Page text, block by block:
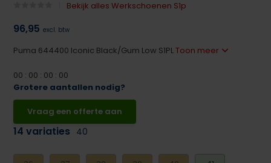
Bekijk alles Werkschoenen S1p
96,95 excl. btw
Puma 644400 Iconic Black/Gum Low S1PLToon meer
00 : 00 : 00 : 00
Grotere aantallen nodig?
Vraag een offerte aan
14 variaties 40